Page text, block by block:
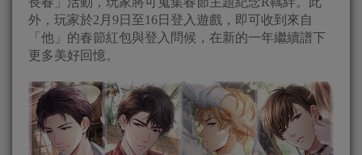
外，玩家於2月9日至16日登入遊戲，即可收到來自
「他」的春節紅包與登入問候，在新的一年繼續譜下
更多美好回憶。